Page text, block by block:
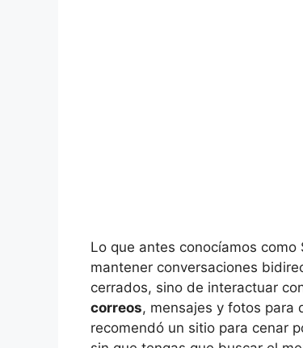
Lo que antes conocíamos como
mantener conversaciones
cerrados, sino de interactuar
correos, mensajes y fotos para
recomendó un sitio para cenar